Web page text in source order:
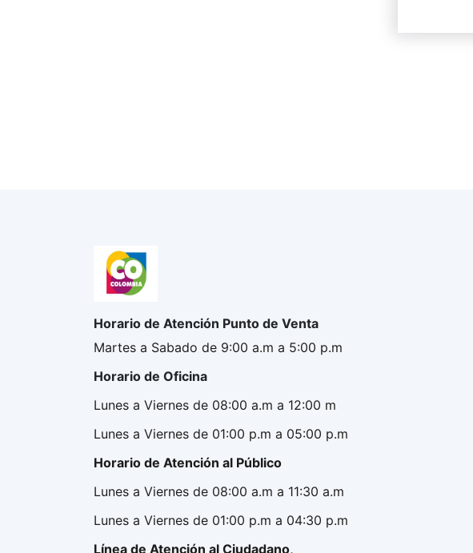
Horario de Atención Punto de Venta
Martes a Sabado de 9:00 a.m a 5:00 p.m
Horario de Oficina
Lunes a Viernes de 08:00 a.m a 12:00 m
Lunes a Viernes de 01:00 p.m a 05:00 p.m
Horario de Atención al Público
Lunes a Viernes de 08:00 a.m a 11:30 a.m
Lunes a Viernes de 01:00 p.m a 04:30 p.m
Línea de Atención al Ciudadano,